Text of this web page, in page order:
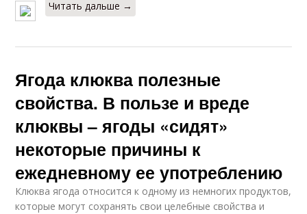
Читать дальше →
Ягода клюква полезные
свойства. В пользе и вреде
клюквы – ягоды «сидят»
некоторые причины к
ежедневному ее употреблению
Клюква ягода относится к одному из немногих продуктов,
которые могут сохранять свои целебные свойства и